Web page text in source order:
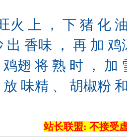
火 上 ， 下 猪 化
出 香味 ， 再 加
翅 将 熟 时 ， 加
放 味精 、 胡椒粉
站长联盟: 不接受